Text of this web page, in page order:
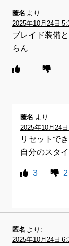
匿名 より:
2025年10月24日
ブレイド装備
らん
匿名 より:
2025年10月24
リセットで
自分のスタ
3 2
匿名 より:
2025年10月24日